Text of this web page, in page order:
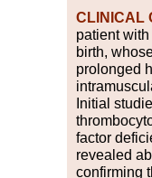
CLINICAL
patient
birth,
prolonged
Initial
factor
revealed
confirming